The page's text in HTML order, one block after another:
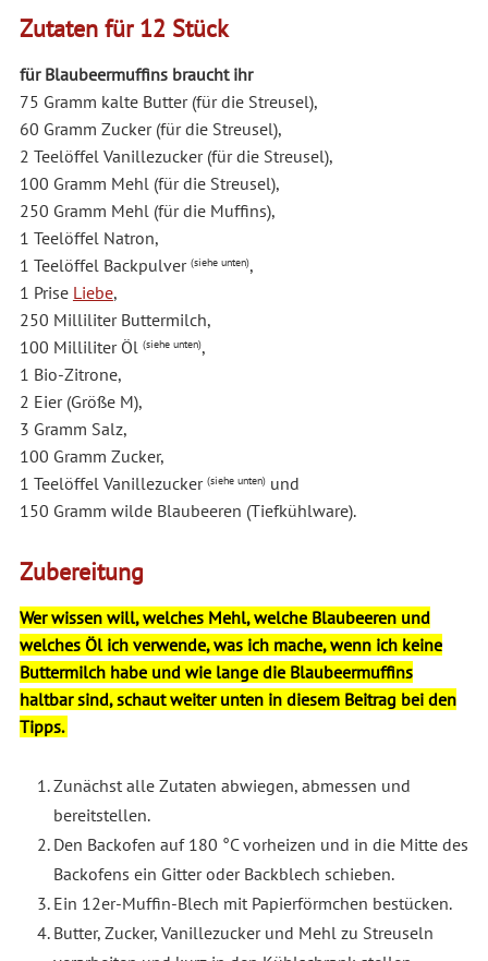
Zutaten für 12 Stück
für Blaubeermuffins braucht ihr
75 Gramm kalte Butter (für die Streusel),
60 Gramm Zucker (für die Streusel),
2 Teelöffel Vanillezucker (für die Streusel),
100 Gramm Mehl (für die Streusel),
250 Gramm Mehl (für die Muffins),
1 Teelöffel Natron,
1 Teelöffel Backpulver (siehe unten),
1 Prise Liebe,
250 Milliliter Buttermilch,
100 Milliliter Öl (siehe unten),
1 Bio-Zitrone,
2 Eier (Größe M),
3 Gramm Salz,
100 Gramm Zucker,
1 Teelöffel Vanillezucker (siehe unten)und
150 Gramm wilde Blaubeeren (Tiefkühlware).
Zubereitung
Wer wissen will, welches Mehl, welche Blaubeeren und
welches Öl ich verwende, was ich mache, wenn ich keine
Buttermilch habe und wie lange die Blaubeermuffins
haltbar sind, schaut weiter unten in diesem Beitrag bei den
Tipps.
Zunächst alle Zutaten abwiegen, abmessen und
bereitstellen.
Den Backofen auf 180 °C vorheizen und in die Mitte des
Backofens ein Gitter oder Backblech schieben.
Ein 12er-Muffin-Blech mit Papierförmchen bestücken.
Butter, Zucker, Vanillezucker und Mehl zu Streuseln